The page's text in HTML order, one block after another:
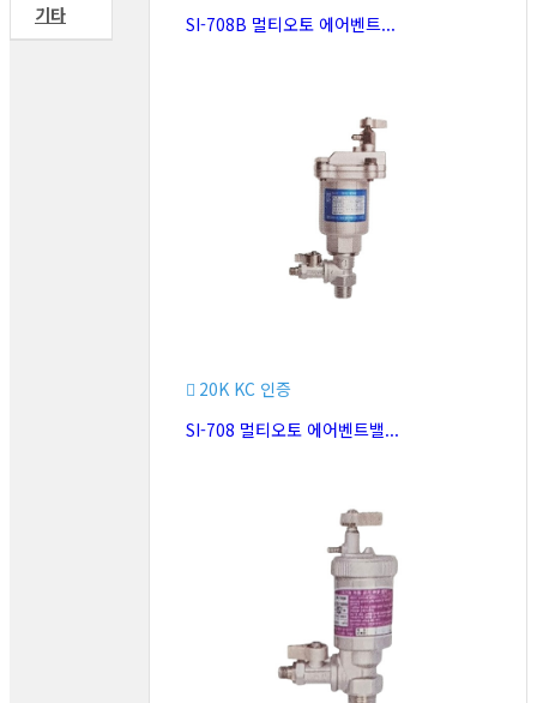
기타
SI-708B 멀티오토 에어벤트...
20K KC 인증
SI-708 멀티오토 에어벤트밸...